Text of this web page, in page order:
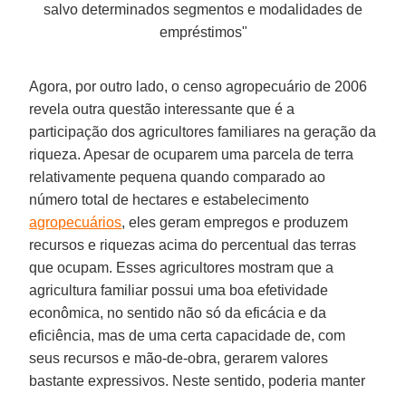
salvo determinados segmentos e modalidades de
empréstimos"
Agora, por outro lado, o censo agropecuário de 2006
revela outra questão interessante que é a
participação dos agricultores familiares na geração da
riqueza. Apesar de ocuparem uma parcela de terra
relativamente pequena quando comparado ao
número total de hectares e estabelecimento
agropecuários, eles geram empregos e produzem
recursos e riquezas acima do percentual das terras
que ocupam. Esses agricultores mostram que a
agricultura familiar possui uma boa efetividade
econômica, no sentido não só da eficácia e da
eficiência, mas de uma certa capacidade de, com
seus recursos e mão-de-obra, gerarem valores
bastante expressivos. Neste sentido, poderia manter